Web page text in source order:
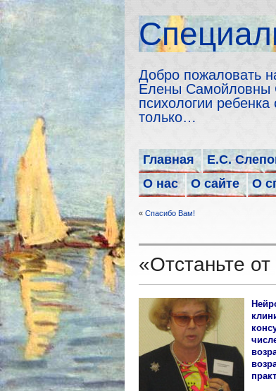
Добро пожаловать
Елены Самойловны
психологии
только…
Главная Е.С.
О нас
О сайте О
« Спасибо Вам!
«Отстаньте